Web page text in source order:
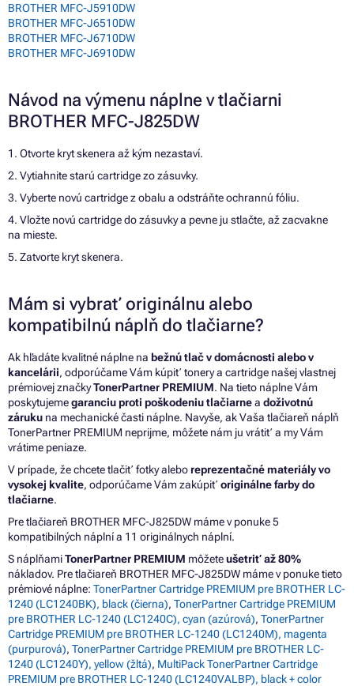
BROTHER MFC-J5910DW
BROTHER MFC-J6510DW
BROTHER MFC-J6710DW
BROTHER MFC-J6910DW
Návod na výmenu náplne v tlačiarni
BROTHER MFC-J825DW
1. Otvorte kryt skenera až kým nezastaví.
2. Vytiahnite starú cartridge zo zásuvky.
3. Vyberte novú cartridge z obalu a odstráňte ochrannú fóliu.
4. Vložte novú cartridge do zásuvky a pevne ju stlačte, až zacvakne
na mieste.
5. Zatvorte kryt skenera.
Mám si vybrať originálnu alebo
kompatibilnú náplň do tlačiarne?
Ak hľadáte kvalitné náplne na bežnú tlač v domácnosti alebo v
kancelárii, odporúčame Vám kúpiť tonery a cartridge našej vlastnej
prémiovej značkyTonerPartner PREMIUM. Na tieto náplne Vám
poskytujemegaranciu proti poškodeniu tlačiarnea doživotnú
záruku na mechanické časti náplne. Navyše, ak Vaša tlačiareň náplň
TonerPartner PREMIUM neprijme, môžete nám ju vrátiť a my Vám
vrátime peniaze.
V prípade, že chcete tlačiť fotky aleboreprezentačné materiály vo
vysokej kvalite, odporúčame Vám zakúpiť originálne farby do
tlačiarne.
Pre tlačiareň BROTHER MFC-J825DW máme v ponuke 5
kompatibilných náplní a 11 originálnych náplní.
S náplňamiTonerPartner PREMIUM môžeteušetriť až 80%
nákladov. Pre tlačiareň BROTHER MFC-J825DW máme v ponuke tieto
prémiové náplne: TonerPartner Cartridge PREMIUM pre BROTHER LC-
1240 (LC1240BK), black (čierna), TonerPartner Cartridge PREMIUM
pre BROTHER LC-1240 (LC1240C), cyan (azúrová), TonerPartner
Cartridge PREMIUM pre BROTHER LC-1240 (LC1240M), magenta
(purpurová), TonerPartner Cartridge PREMIUM pre BROTHER LC-
1240 (LC1240Y), yellow (žltá), MultiPack TonerPartner Cartridge
PREMIUM pre BROTHER LC-1240 (LC1240VALBP), black + color